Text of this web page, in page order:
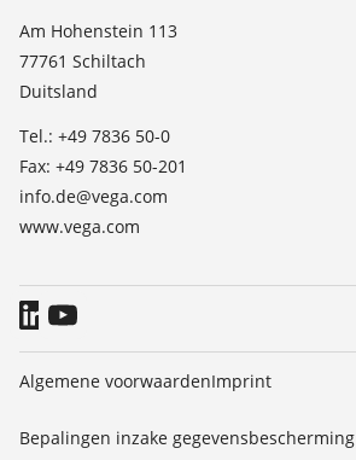
TeamViewer
Nieuws
Persberichten
Blog
Am Hohenstein 113
77761 Schiltach
Duitsland
Tel.: +49 7836 50-0
Fax: +49 7836 50-201
info.de@vega.com
www.vega.com
Algemene voorwaardenImprint
Bepalingen inzake gegevensbescherming